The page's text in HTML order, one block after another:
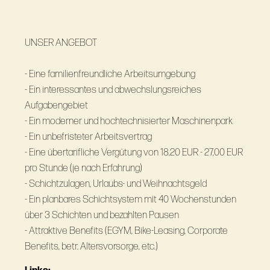
UNSER ANGEBOT
- Eine familienfreundliche Arbeitsumgebung
- Ein interessantes und abwechslungsreiches
Aufgabengebiet
- Ein moderner und hochtechnisierter Maschinenpark
- Ein unbefristeter Arbeitsvertrag
- Eine übertarifliche Vergütung von 18,20 EUR - 27,00 EUR
pro Stunde (je nach Erfahrung)
- Schichtzulagen, Urlaubs- und Weihnachtsgeld
- Ein planbares Schichtsystem mit 40 Wochenstunden
über 3 Schichten und bezahlten Pausen
- Attraktive Benefits (EGYM, Bike-Leasing, Corporate
Benefits, betr. Altersvorsorge, etc.)